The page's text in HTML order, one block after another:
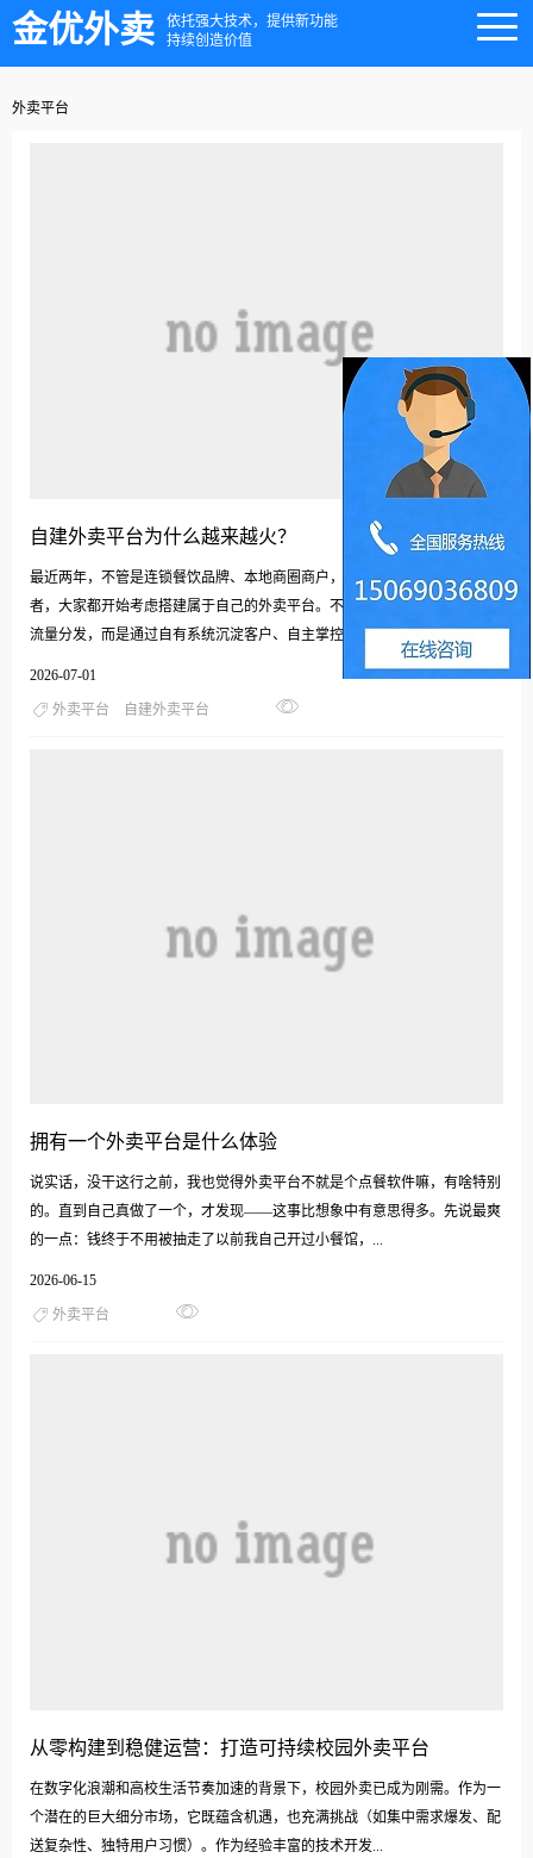
金优外卖
依托强大技术，提供新功能
持续创造价值
外卖平台
自建外卖平台为什么越来越火？
最近两年，不管是连锁餐饮品牌、本地商圈商户，还是想做同城生活的创业
者，大家都开始考虑搭建属于自己的外卖平台。不再完全依赖主流大平台的
流量分发，而是通过自有系统沉淀客户、自主掌控经营...
2026-07-01
外卖平台 自建外卖平台
拥有一个外卖平台是什么体验
说实话，没干这行之前，我也觉得外卖平台不就是个点餐软件嘛，有啥特别
的。直到自己真做了一个，才发现——这事比想象中有意思得多。先说最爽
的一点：钱终于不用被抽走了以前我自己开过小餐馆，...
2026-06-15
外卖平台
从零构建到稳健运营：打造可持续校园外卖平台
在数字化浪潮和高校生活节奏加速的背景下，校园外卖已成为刚需。作为一
个潜在的巨大细分市场，它既蕴含机遇，也充满挑战（如集中需求爆发、配
送复杂性、独特用户习惯）。作为经验丰富的技术开发...